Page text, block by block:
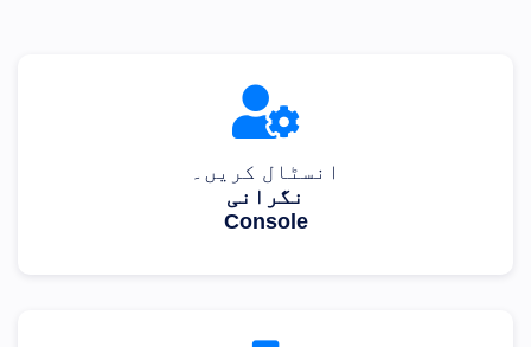
انسٹال کریں۔
نگرانی
Console